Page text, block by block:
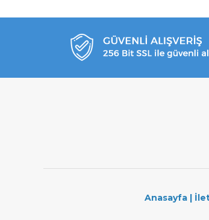
Anasayfa |